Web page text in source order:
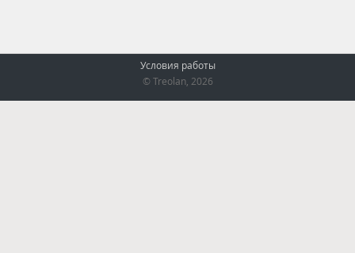
Условия работы
© Treolan, 2026